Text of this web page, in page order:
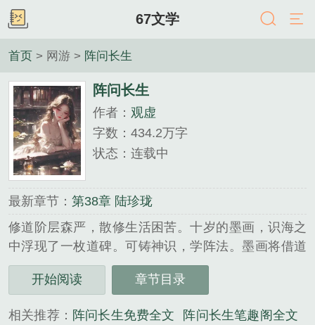
67文学
首页 > 网游 > 阵问长生
阵问长生
作者： 观虚
字数：434.2万字
状态：连载中
最新章节： 第38章 陆珍珑
修道阶层森严，散修生活困苦。十岁的墨画，识海之
中浮现了一枚道碑。可铸神识，学阵法。墨画将借道
碑，铸就无上神识，参悟诸天阵法，问鼎长生大道。
既…...开始阅读 章节目录
相关推荐： 阵问长生免费全文
阵问长生笔趣阁全文